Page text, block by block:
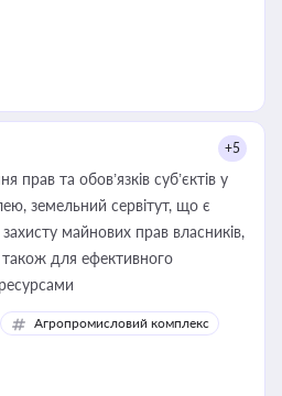
+5
прав та обов’язків суб’єктів у
земельний сервітут, що є
майнових прав власників,
для ефективного
Агропромисловий комплекс